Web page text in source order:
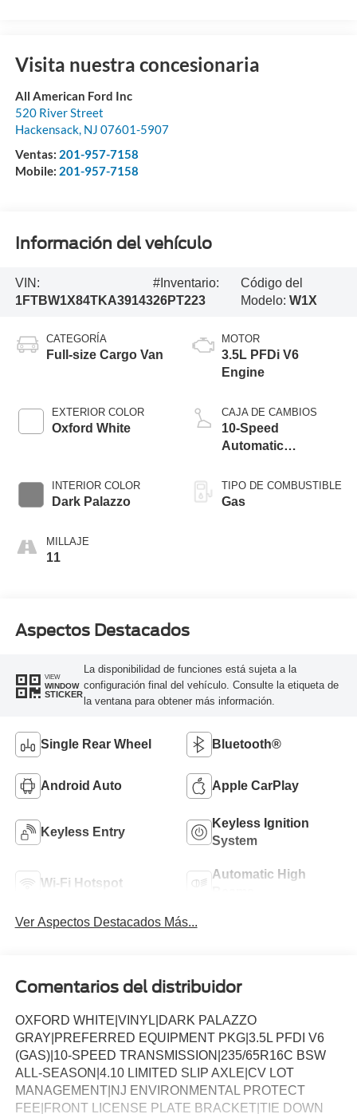
Visita nuestra concesionaria
All American Ford Inc
520 River Street
Hackensack, NJ 07601-5907
Ventas: 201-957-7158
Mobile: 201-957-7158
Información del vehículo
VIN:
1FTBW1X84TKA39143
#Inventario:
26PT223
Código del
Modelo: W1X
CATEGORÍA
Full-size Cargo Van
EXTERIOR COLOR
Oxford White
INTERIOR COLOR
Dark Palazzo
MILLAJE
11
MOTOR
3.5L PFDi V6
Engine
CAJA DE CAMBIOS
10-Speed
Automatic
SelectShift®
Transmission
TIPO DE COMBUSTIBLE
Gas
Aspectos Destacados
VIEW
WINDOW
STICKER
La disponibilidad de funciones está sujeta a la
configuración final del vehículo. Consulte la etiqueta de
la ventana para obtener más información.
Single Rear Wheel Bluetooth®
Android Auto Apple CarPlay
Keyless Entry
Keyless Ignition
System
Wi-Fi Hotspot
Automatic High
Ver Aspectos Destacados Más...
Comentarios del distribuidor
OXFORD WHITE|VINYL|DARK PALAZZO
GRAY|PREFERRED EQUIPMENT PKG|3.5L PFDI V6
(GAS)|10-SPEED TRANSMISSION|235/65R16C BSW
ALL-SEASON|4.10 LIMITED SLIP AXLE|CV LOT
MANAGEMENT|NJ ENVIRONMENTAL PROTECT
FEE|FRONT LICENSE PLATE BRACKET|TIE DOWN